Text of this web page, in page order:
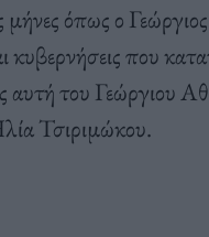
μήνες όπως ο Γεώργιος
που
του Γεώργιου
Τσιριμώκου.